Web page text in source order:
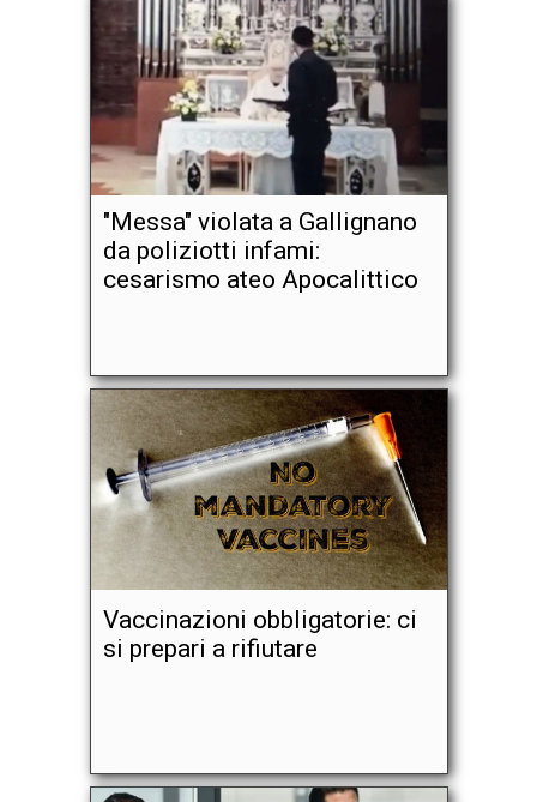
"Messa" violata a Gallignano
da poliziotti infami:
cesarismo ateo Apocalittico
Vaccinazioni obbligatorie: ci
si prepari a rifiutare